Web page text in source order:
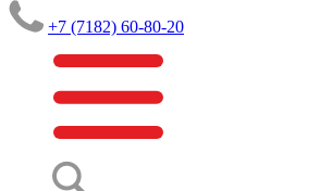
+7 (7182) 60-80-20